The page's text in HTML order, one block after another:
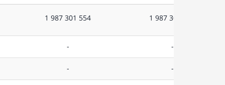
1 987 301 554 1 987 301 557
- -
- -